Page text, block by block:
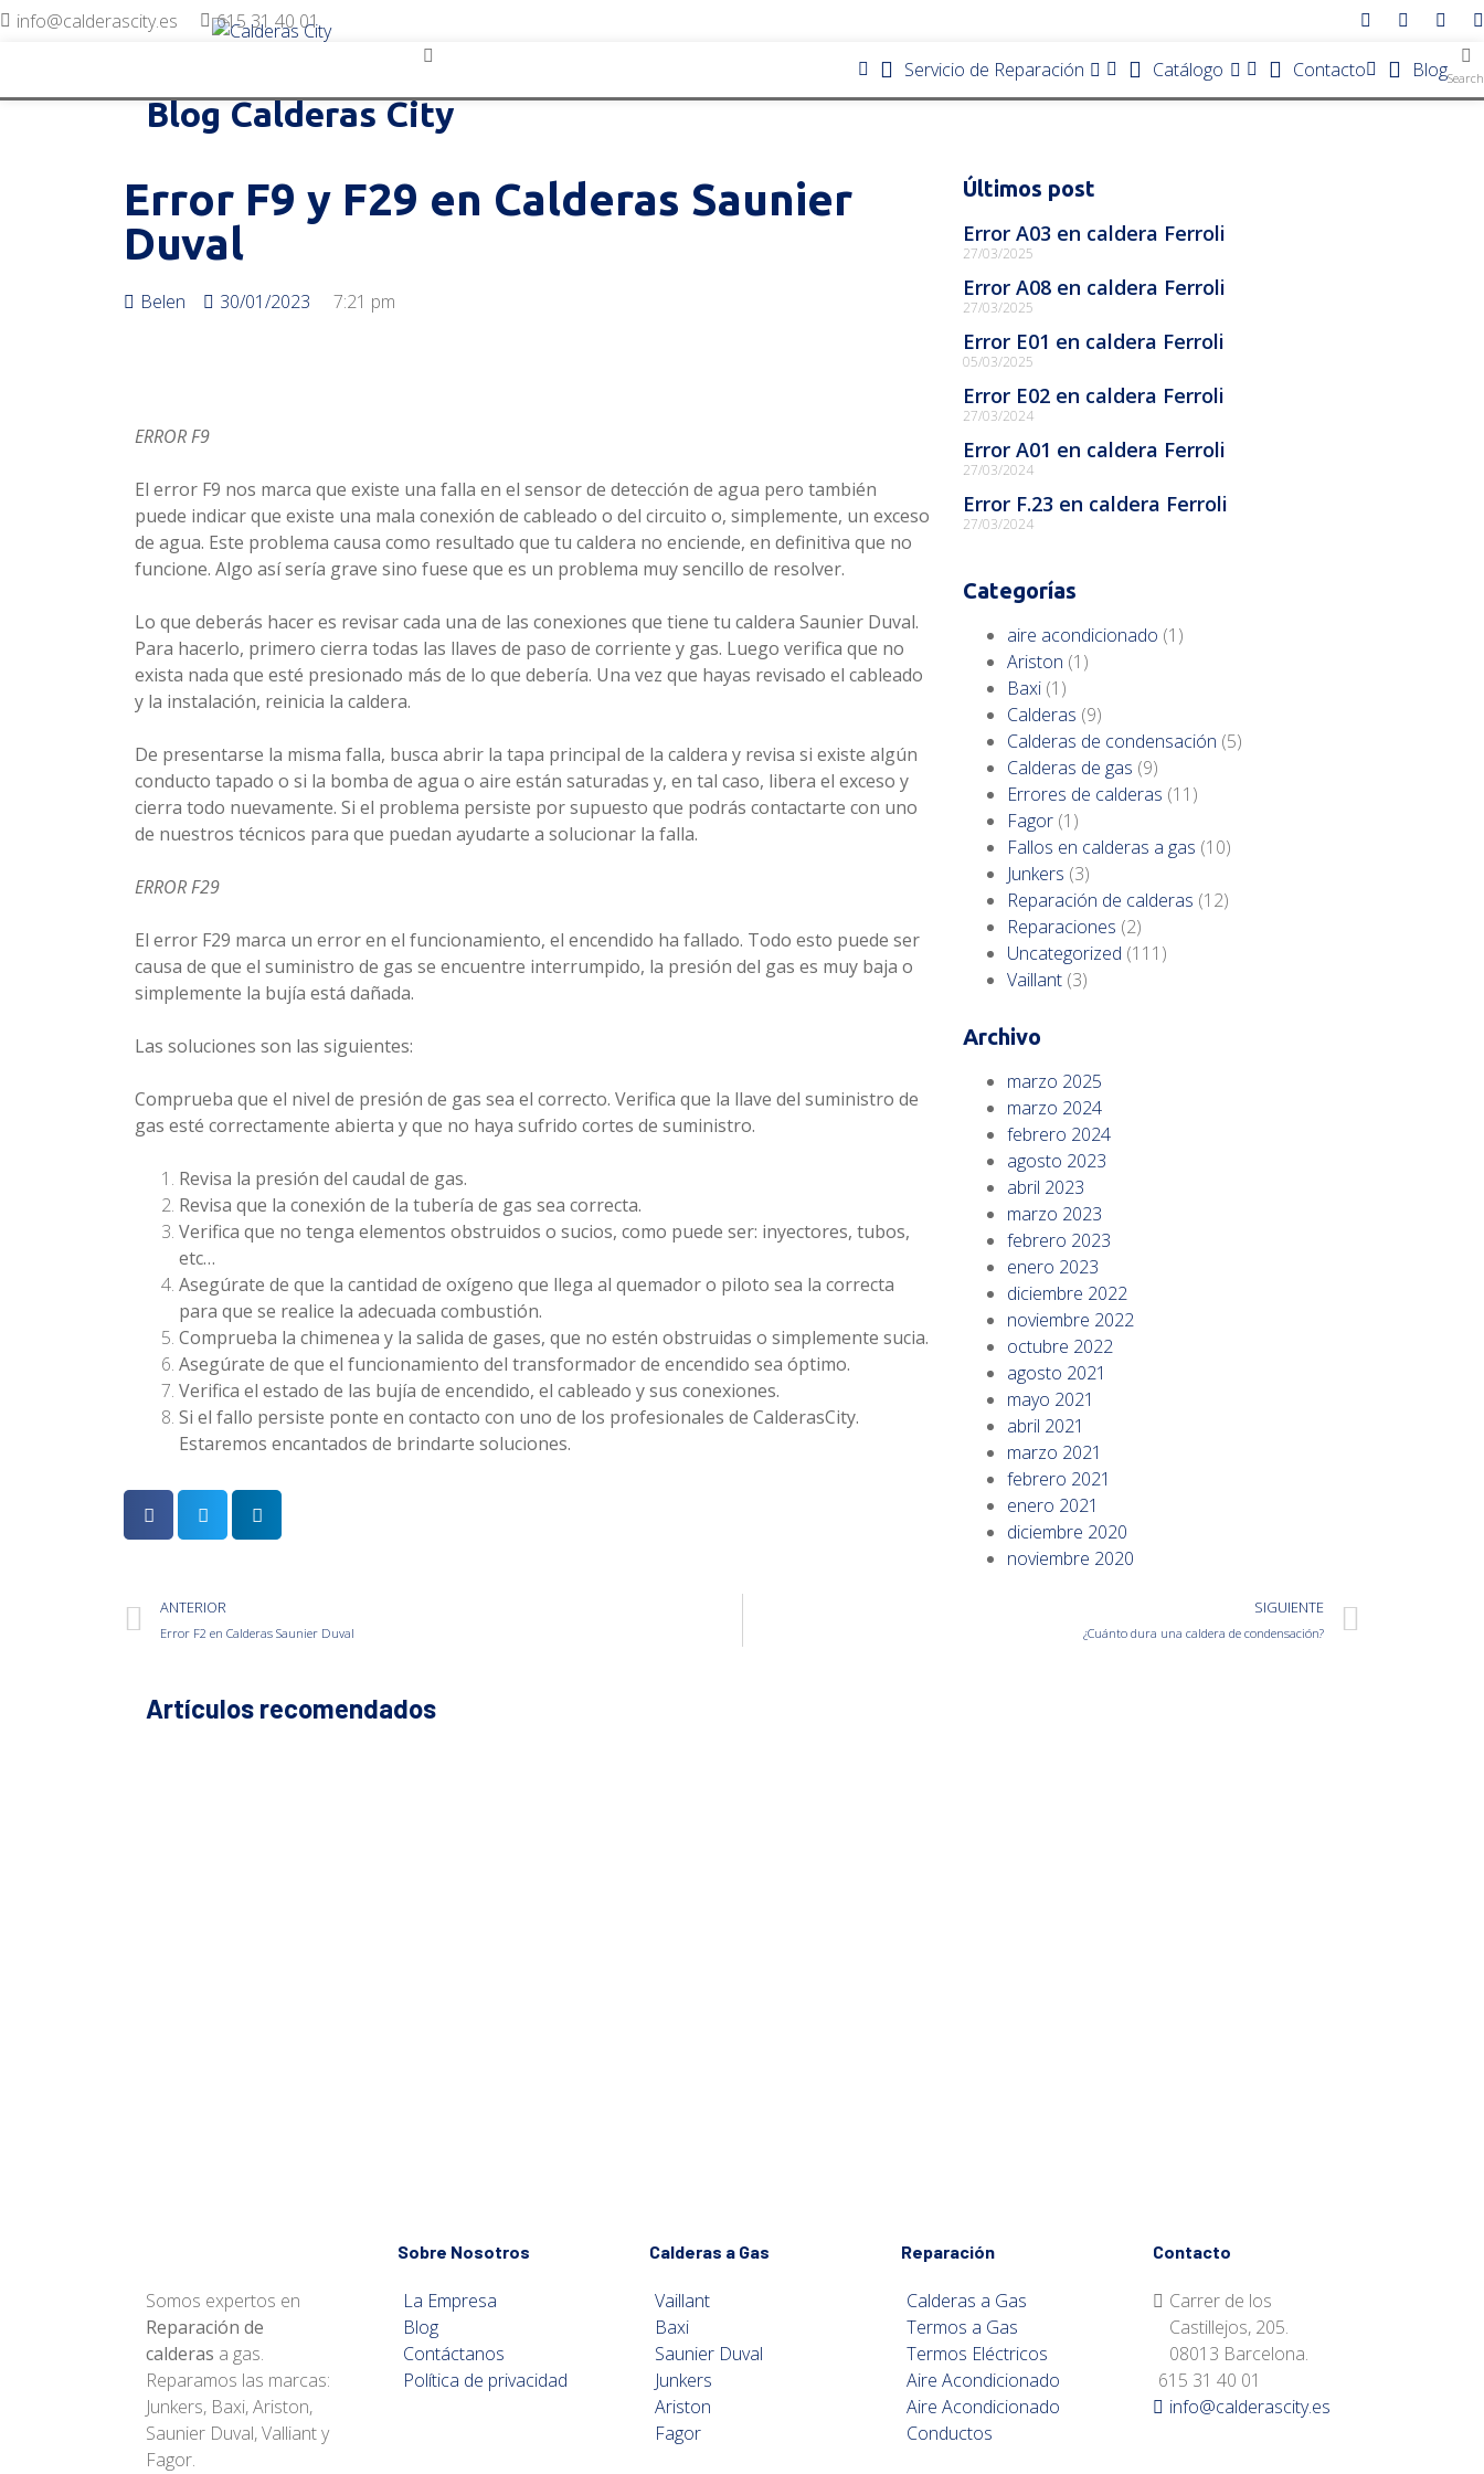
info@calderascity.es
615 31 40 01
Servicio de Reparación
Catálogo Contacto BlogSearch
Blog Calderas City
Error F9 y F29 en Calderas Saunier
Duval
Belen 30/01/2023 7:21 pm
ERROR F9
El error F9 nos marca que existe una falla en el sensor de detección de agua pero también
puede indicar que existe una mala conexión de cableado o del circuito o, simplemente, un exceso
de agua. Este problema causa como resultado que tu caldera no enciende, en definitiva que no
funcione. Algo así sería grave sino fuese que es un problema muy sencillo de resolver.
Lo que deberás hacer es revisar cada una de las conexiones que tiene tu caldera Saunier Duval.
Para hacerlo, primero cierra todas las llaves de paso de corriente y gas. Luego verifica que no
exista nada que esté presionado más de lo que debería. Una vez que hayas revisado el cableado
y la instalación, reinicia la caldera.
De presentarse la misma falla, busca abrir la tapa principal de la caldera y revisa si existe algún
conducto tapado o si la bomba de agua o aire están saturadas y, en tal caso, libera el exceso y
cierra todo nuevamente. Si el problema persiste por supuesto que podrás contactarte con uno
de nuestros técnicos para que puedan ayudarte a solucionar la falla.
ERROR F29
El error F29 marca un error en el funcionamiento, el encendido ha fallado. Todo esto puede ser
causa de que el suministro de gas se encuentre interrumpido, la presión del gas es muy baja o
simplemente la bujía está dañada.
Las soluciones son las siguientes:
Comprueba que el nivel de presión de gas sea el correcto. Verifica que la llave del suministro de
gas esté correctamente abierta y que no haya sufrido cortes de suministro.
Revisa la presión del caudal de gas.
Revisa que la conexión de la tubería de gas sea correcta.
Verifica que no tenga elementos obstruidos o sucios, como puede ser: inyectores, tubos,
etc…
Asegúrate de que la cantidad de oxígeno que llega al quemador o piloto sea la correcta
para que se realice la adecuada combustión.
Comprueba la chimenea y la salida de gases, que no estén obstruidas o simplemente sucia.
Asegúrate de que el funcionamiento del transformador de encendido sea óptimo.
Verifica el estado de las bujía de encendido, el cableado y sus conexiones.
Si el fallo persiste ponte en contacto con uno de los profesionales de CalderasCity.
Estaremos encantados de brindarte soluciones.
Últimos post
Error A03 en caldera Ferroli
27/03/2025
Error A08 en caldera Ferroli
27/03/2025
Error E01 en caldera Ferroli
05/03/2025
Error E02 en caldera Ferroli
27/03/2024
Error A01 en caldera Ferroli
27/03/2024
Error F.23 en caldera Ferroli
27/03/2024
Categorías
aire acondicionado (1)
Ariston (1)
Baxi(1)
Calderas (9)
Calderas de condensación (5)
Calderas de gas (9)
Errores de calderas (11)
Fagor(1)
Fallos en calderas a gas (10)
Junkers (3)
Reparación de calderas (12)
Reparaciones (2)
Uncategorized (111)
Vaillant(3)
Archivo
marzo 2025
marzo 2024
febrero 2024
agosto 2023
abril 2023
marzo 2023
febrero 2023
enero 2023
diciembre 2022
noviembre 2022
octubre 2022
agosto 2021
mayo 2021
abril 2021
marzo 2021
febrero 2021
enero 2021
diciembre 2020
noviembre 2020
ANTERIOR
Error F2 en Calderas Saunier Duval
SIGUIENTE
¿Cuánto dura una caldera de condensación?
Artículos recomendados
Somos expertos en
Reparación de
calderas a gas.
Reparamos las marcas:
Junkers, Baxi, Ariston,
Saunier Duval, Valliant y
Fagor.
Sobre Nosotros
La Empresa
Blog
Contáctanos
Política de privacidad
Calderas a Gas
Vaillant
Baxi
Saunier Duval
Junkers
Ariston
Fagor
Reparación
Calderas a Gas
Termos a Gas
Termos Eléctricos
Aire Acondicionado
Aire Acondicionado
Conductos
Contacto
Carrer de los
Castillejos, 205.
08013 Barcelona.
615 31 40 01
info@calderascity.es